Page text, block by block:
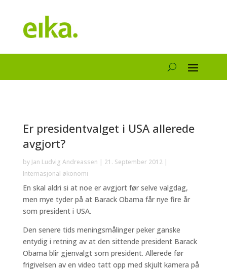
Er presidentvalget i USA allerede
avgjort?
by Jan Ludvig Andreassen | 21. September 2012|
Internasjonal økonomi
En skal aldri si at noe er avgjort før selve valgdag,
men mye tyder på at Barack Obama får nye fire år
som president i USA.
Den senere tids meningsmålinger peker ganske
entydig i retning av at den sittende president Barack
Obama blir gjenvalgt som president. Allerede før
frigivelsen av en video tatt opp med skjult kamera på